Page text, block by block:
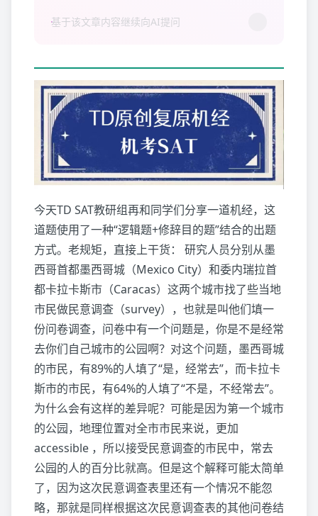
今天TD SAT教研组再和同学们分享一道机经，这
道题使用了一种“逻辑题+修辞目的题”结合的出题
方式。老规矩，直接上干货： 研究人员分别从墨
西哥首都墨西哥城（Mexico City）和委内瑞拉首
都卡拉卡斯市（Caracas）这两个城市找了些当地
市民做民意调查（survey），也就是叫他们填一
份问卷调查，问卷中有一个问题是，你是不是经常
去你们自己城市的公园啊？对这个问题，墨西哥城
的市民，有89%的人填了“是，经常去”，而卡拉卡
斯市的市民，有64%的人填了“不是，不经常去”。
为什么会有这样的差异呢？可能是因为第一个城市
的公园，地理位置对全市市民来说，更加
accessible ，所以接受民意调查的市民中，常去
公园的人的百分比就高。但是这个解释可能太简单
了，因为这次民意调查表里还有一个情况不能忽
略，那就是同样根据这次民意调查表的其他问卷结